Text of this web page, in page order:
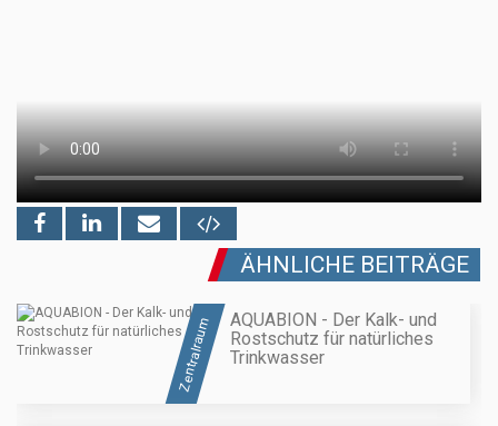
ÄHNLICHE BEITRÄGE
Zentralraum
AQUABION - Der Kalk- und
Rostschutz für natürliches
Trinkwasser